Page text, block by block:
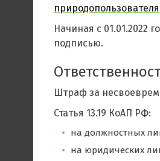
природопользователя
Начиная с 01.01.2022
подписью.
Штраф за
Статья 13.19 КоАП РФ:
на должностных
на юридических